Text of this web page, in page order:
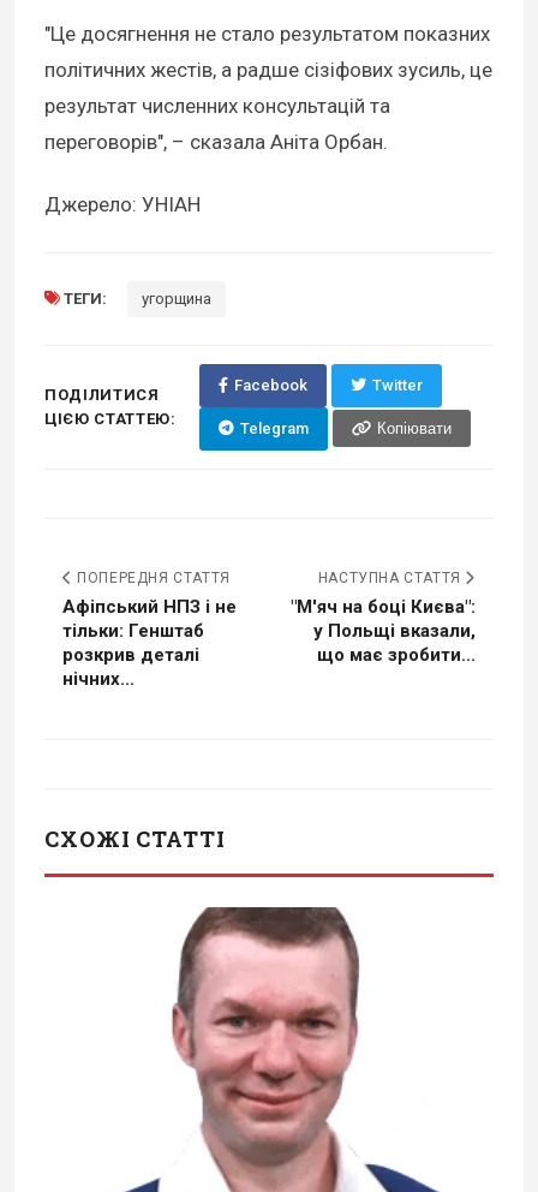
"Це досягнення не стало результатом показних
політичних жестів, а радше сізіфових зусиль, це
результат численних консультацій та
переговорів", – сказала Аніта Орбан.
Джерело: УНІАН
ТЕГИ: угорщина
ПОДІЛИТИСЯ
ЦІЄЮ СТАТТЕЮ:
Facebook Twitter
Telegram Копіювати
ПОПЕРЕДНЯ СТАТТЯ
Афіпський НПЗ і не
тільки: Генштаб
розкрив деталі
нічних...
НАСТУПНА СТАТТЯ
"М'яч на боці Києва":
у Польщі вказали,
що має зробити...
СХОЖІ СТАТТІ